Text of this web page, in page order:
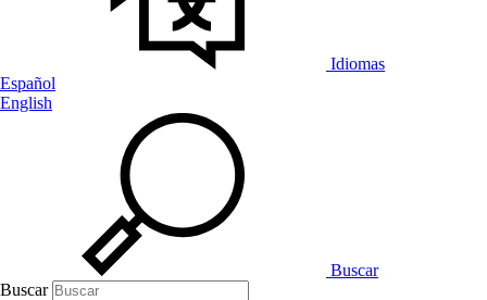
Idiomas
Español
English
Buscar
Buscar